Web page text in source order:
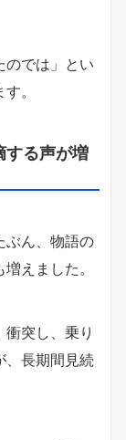
のでは」とい
。
する声が増
ぶん、物語の
えました。
突し、乗り
、長期間見続